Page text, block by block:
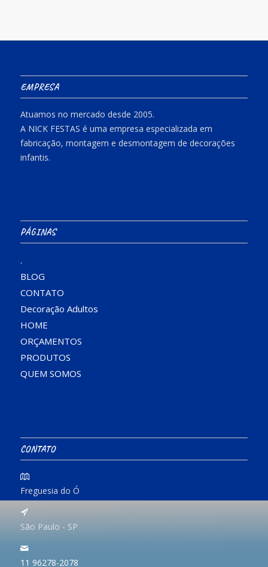
EMPRESA
Atuamos no mercado desde 2005.
A NICK FESTAS é uma empresa especializada em
fabricação, montagem e desmontagem de decorações
infantis.
PÁGINAS
.
BLOG
CONTATO
Decoração Adultos
HOME
ORÇAMENTOS
PRODUTOS
QUEM SOMOS
CONTATO
Freguesia do Ó
São Paulo - SP
11 96278-2078